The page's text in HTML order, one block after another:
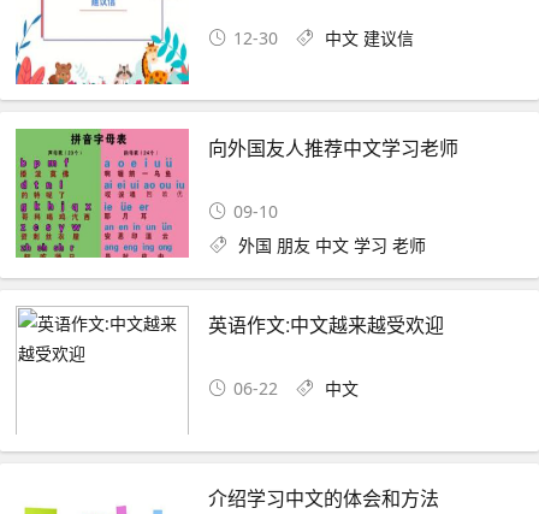
12-30 中文 建议信
向外国友人推荐中文学习老师
09-10
外国 朋友 中文 学习 老师
英语作文:中文越来越受欢迎
06-22 中文
介绍学习中文的体会和方法